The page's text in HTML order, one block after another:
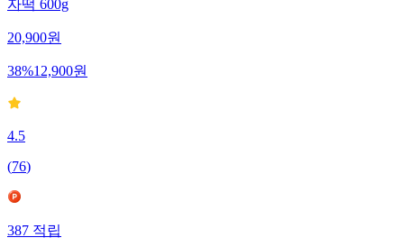
자떡 600g
20,900원
38%12,900원
4.5
(76)
387적립